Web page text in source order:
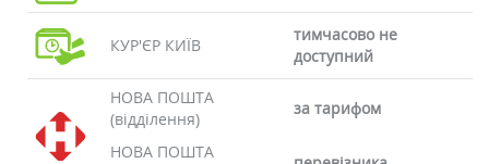
КУР'ЄР КИЇВ
тимчасово не
доступний
НОВА ПОШТА
(відділення)
за тарифом
НОВА ПОШТА